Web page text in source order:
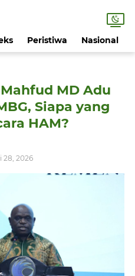
Peristiwa Nasional
MD Adu
Siapa yang
HAM?
28, 2026